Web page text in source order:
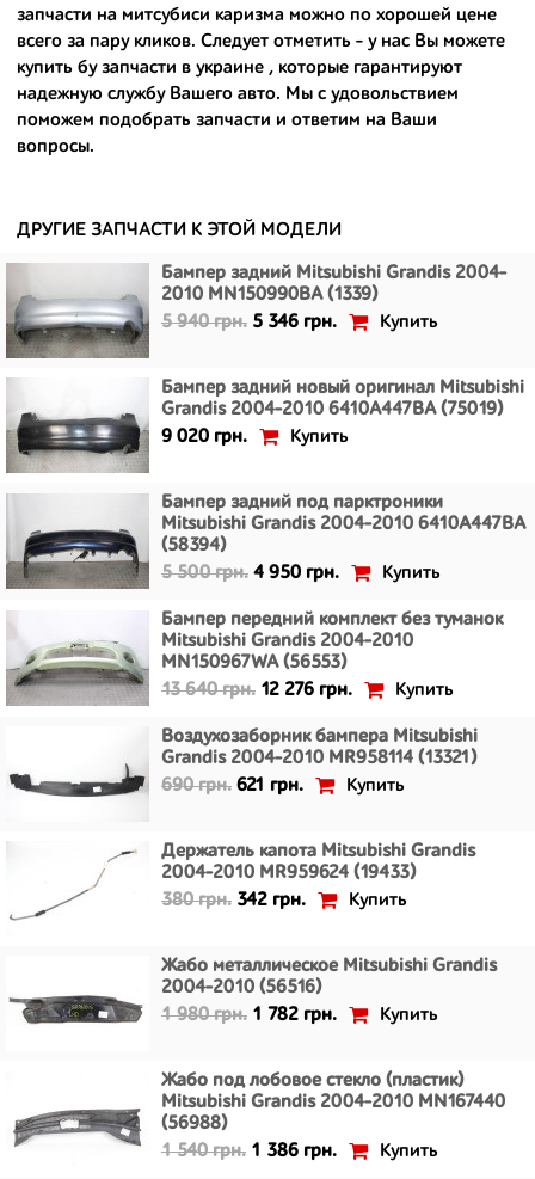
Купить комплектующие для авто с разборки – хорошее решение.
Ведь наши запчасти:
- доступные по цене;
- сняты только с автомобилей, которые ездили по превосходным
европейским и японским дорогам;
долго прослужат вам.
запчасти на митсубиси каризма можно по хорошей цене
всего за пару кликов. Следует отметить - у нас Вы можете
купить бу запчасти в украине , которые гарантируют
надежную службу Вашего авто. Мы с удовольствием
поможем подобрать запчасти и ответим на Ваши
вопросы.
ДРУГИЕ ЗАПЧАСТИ К ЭТОЙ МОДЕЛИ
Бампер задний Mitsubishi Grandis 2004-
2010 MN150990BA (1339)
5 940 грн. 5 346 грн. Купить
Бампер задний новый оригинал Mitsubishi
Grandis 2004-2010 6410A447BA (75019)
9 020 грн.
Купить
Бампер задний под парктроники
Mitsubishi Grandis 2004-2010 6410A447BA
(58394)
5 500 грн. 4 950 грн. Купить
Бампер передний комплект без туманок
Mitsubishi Grandis 2004-2010
MN150967WA (56553)
13 640 грн. 12 276 грн. Купить
Воздухозаборник бампера Mitsubishi
Grandis 2004-2010 MR958114 (13321)
690 грн. 621 грн. Купить
Держатель капота Mitsubishi Grandis
2004-2010 MR959624 (19433)
380 грн. 342 грн. Купить
Жабо металлическое Mitsubishi Grandis
2004-2010 (56516)
1 980 грн. 1 782 грн. Купить
Жабо под лобовое стекло (пластик)
Mitsubishi Grandis 2004-2010 MN167440
(56988)
1 540 грн. 1 386 грн. Купить